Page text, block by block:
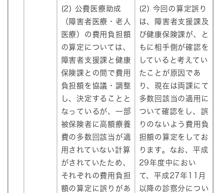
(2) 公費医療助成
（障害者医療・老人
医療）の費用負担額
の算定については、
障害者支援課と健康
保険課との間で費用
負担額を協議・調整
し、決定することと
なっているが、一部
被保険者に高額療養
費の多数回該当が適
用されていない計算
がされていたため、
それぞれの費用負担
額の算定に誤りがあ
(2) 今回の算定誤り
は、障害者支援課及
び健康保険課が、と
もに相手側が確認を
していると考えてい
たことが原因であ
り、現在は両課にて
多数回該当の適用に
ついて確認をし、誤
りのないよう費用負
担額の算定をしてお
ります。なお、平成
29年度中におい
て、平成27年11月
以降の診察分につい